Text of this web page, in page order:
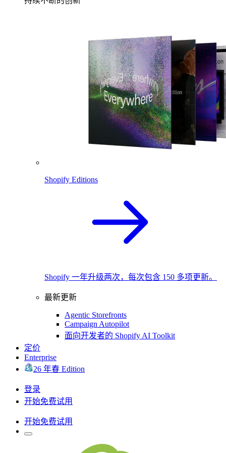
Shopify Editions
Shopify 一年升级两次，每次包含 150 多项更新。
最新更新
Agentic Storefronts
Campaign Autopilot
面向开发者的 Shopify AI Toolkit
定价
Enterprise
26 年春 Edition
登录
开始免费试用
开始免费试用